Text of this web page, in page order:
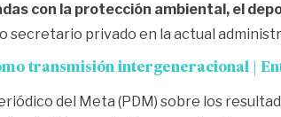
con la protección ambiental, el
secretario privado en la actual
transmisión intergeneracional |
del Meta (PDM) sobre los